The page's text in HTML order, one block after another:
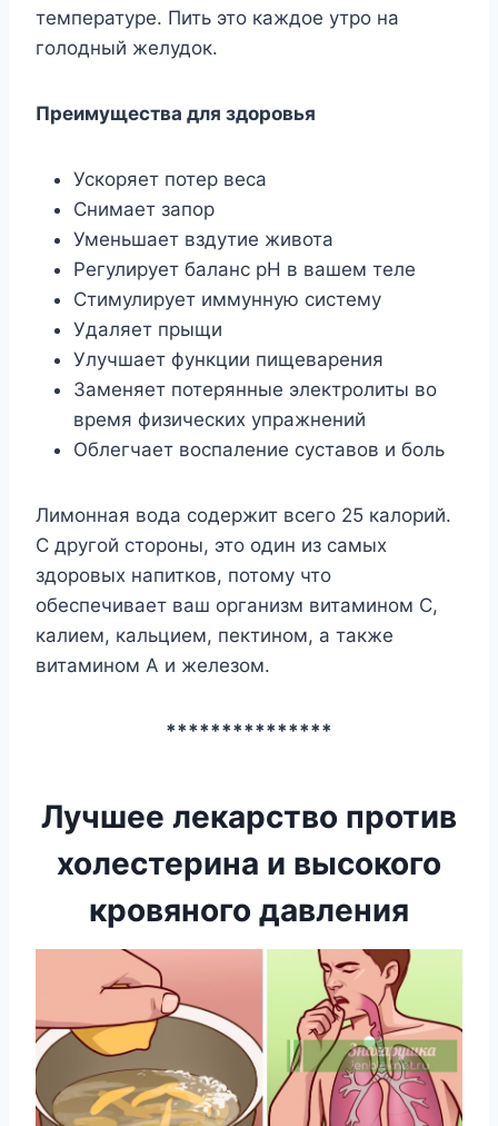
температуре. Пить это каждое утро на
голодный желудок.
Преимущества для здоровья
Ускоряет потер веса
Снимает запор
Уменьшает вздутие живота
Регулирует баланс рН в вашем теле
Стимулирует иммунную систему
Удаляет прыщи
Улучшает функции пищеварения
Заменяет потерянные электролиты во
время физических упражнений
Облегчает воспаление суставов и боль
Лимонная вода содержит всего 25 калорий.
С другой стороны, это один из самых
здоровых напитков, потому что
обеспечивает ваш организм витамином С,
калием, кальцием, пектином, а также
витамином А и железом.
***************
Лучшее лекарство против
холестерина и высокого
кровяного давления